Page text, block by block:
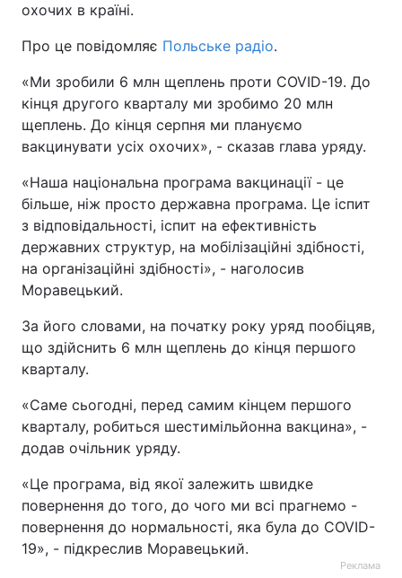
охочих в країні.
Про це повідомляє Польське радіо.
«Ми зробили 6 млн щеплень проти COVID-19. До
кінця другого кварталу ми зробимо 20 млн
щеплень. До кінця серпня ми плануємо
вакцинувати усіх охочих», - сказав глава уряду.
«Наша національна програма вакцинації - це
більше, ніж просто державна програма. Це іспит
з відповідальності, іспит на ефективність
державних структур, на мобілізаційні здібності,
на організаційні здібності», - наголосив
Моравецький.
За його словами, на початку року уряд пообіцяв,
що здійснить 6 млн щеплень до кінця першого
кварталу.
«Саме сьогодні, перед самим кінцем першого
кварталу, робиться шестимільйонна вакцина», -
додав очільник уряду.
«Це програма, від якої залежить швидке
повернення до того, до чого ми всі прагнемо -
повернення до нормальності, яка була до COVID-
19», - підкреслив Моравецький.
Реклама